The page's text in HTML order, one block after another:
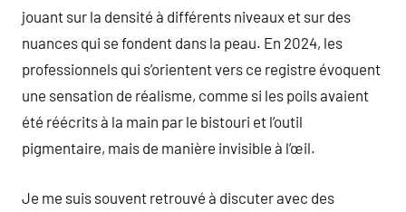
jouant sur la densité à différents niveaux et sur des
nuances qui se fondent dans la peau. En 2024, les
professionnels qui s’orientent vers ce registre évoquent
une sensation de réalisme, comme si les poils avaient
été réécrits à la main par le bistouri et l’outil
pigmentaire, mais de manière invisible à l’œil.
Je me suis souvent retrouvé à discuter avec des